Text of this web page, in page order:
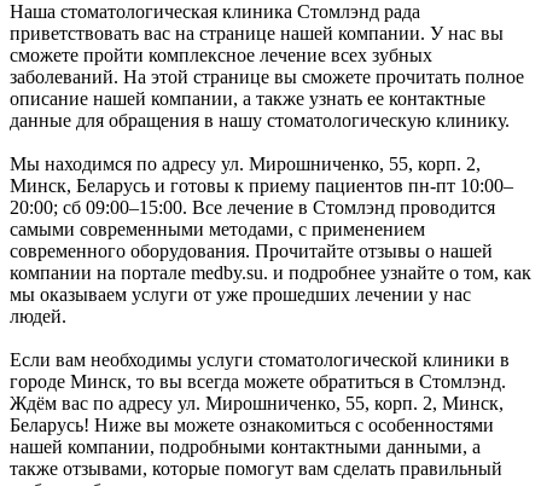
Наша стоматологическая клиника Стомлэнд рада
приветствовать вас на странице нашей компании. У нас вы
сможете пройти комплексное лечение всех зубных
заболеваний. На этой странице вы сможете прочитать полное
описание нашей компании, а также узнать ее контактные
данные для обращения в нашу стоматологическую клинику.
Мы находимся по адресу ул. Мирошниченко, 55, корп. 2,
Минск, Беларусь и готовы к приему пациентов пн-пт 10:00–
20:00; сб 09:00–15:00. Все лечение в Стомлэнд проводится
самыми современными методами, с применением
современного оборудования. Прочитайте отзывы о нашей
компании на портале medby.su. и подробнее узнайте о том, как
мы оказываем услуги от уже прошедших лечении у нас
людей.
Если вам необходимы услуги стоматологической клиники в
городе Минск, то вы всегда можете обратиться в Стомлэнд.
Ждём вас по адресу ул. Мирошниченко, 55, корп. 2, Минск,
Беларусь! Ниже вы можете ознакомиться с особенностями
нашей компании, подробными контактными данными, а
также отзывами, которые помогут вам сделать правильный